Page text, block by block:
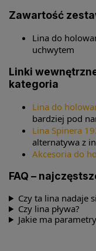
Zawartość
Lina do
uchwytem
Linki
kategoria
Lina do
bardziej pod
Lina Spinera
alternatywa z
Akcesoria do
FAQ –
Czy ta lina nadaje
Czy lina pływa?
Jakie ma